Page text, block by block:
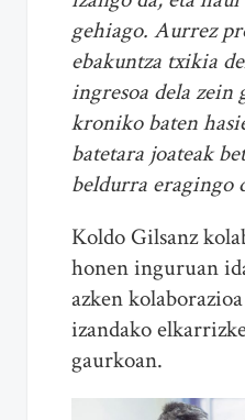
gehiago. Aurrez
ebakuntza txikia
ingresoa dela zein
kroniko baten
batetara joateak
beldurra eragingo
Koldo Gilsanz
honen inguruan
azken
izandako
gaurkoan.